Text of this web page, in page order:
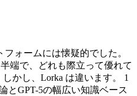
ォームには懐疑的でした。
端で、どれも際立って優れて
かし、Lorka は違います。 1
とGPT-5の幅広い知識ベース